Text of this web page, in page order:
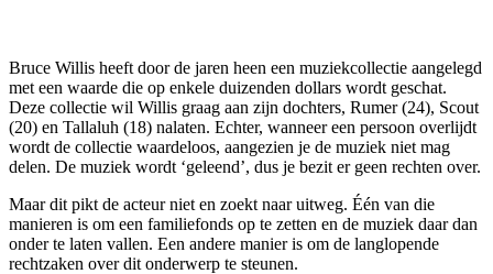
Bruce Willis heeft door de jaren heen een muziekcollectie aangelegd
met een waarde die op enkele duizenden dollars wordt geschat.
Deze collectie wil Willis graag aan zijn dochters, Rumer (24), Scout
(20) en Tallaluh (18) nalaten. Echter, wanneer een persoon overlijdt
wordt de collectie waardeloos, aangezien je de muziek niet mag
delen. De muziek wordt ‘geleend’, dus je bezit er geen rechten over.
Maar dit pikt de acteur niet en zoekt naar uitweg. Één van die
manieren is om een familiefonds op te zetten en de muziek daar dan
onder te laten vallen. Een andere manier is om de langlopende
rechtzaken over dit onderwerp te steunen.